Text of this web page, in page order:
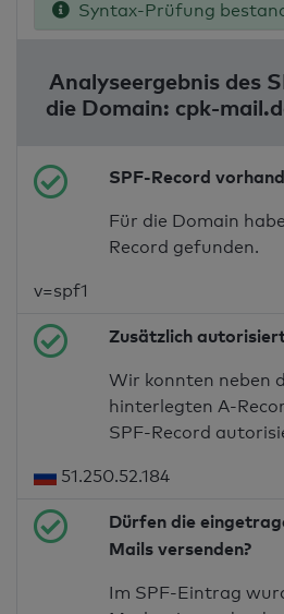
Syntax-Prüfung
Analyseergebnis des
die Domain: cpk-
SPF-Record
Für die Domain
Record gefunden.
v=spf1
Zusätzlich
Wir konnten neben
hinterlegten A-
SPF-Record
51.250.52.184
Dürfen die
Mails versenden?
Im SPF-Eintrag